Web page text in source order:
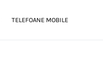
TELEFOANE MOBILE